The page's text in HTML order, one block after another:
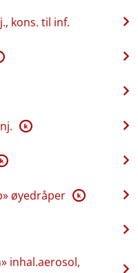
kons. til inf.
K
øyedråper K
inhal.aerosol,